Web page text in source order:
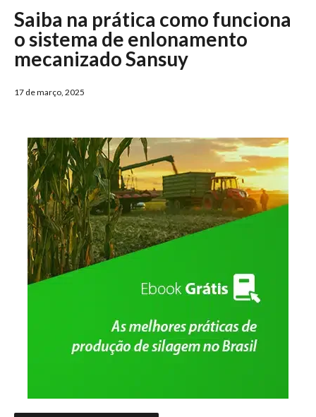
Saiba na prática como funciona
o sistema de enlonamento
mecanizado Sansuy
17 de março, 2025